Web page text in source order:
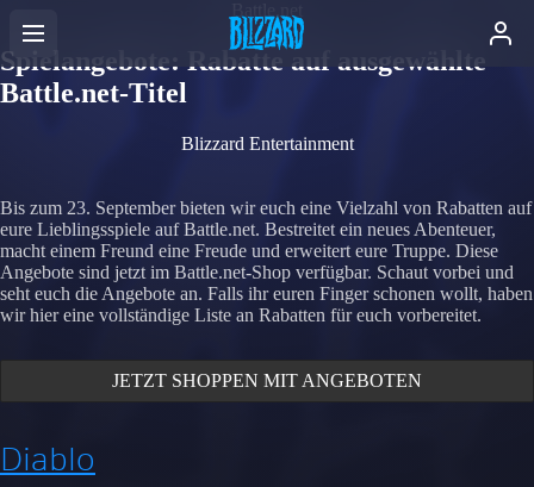
Spielangebote: Rabatte auf ausgewählte
Battle.net-Titel
Blizzard Entertainment
Bis zum 23. September bieten wir euch eine Vielzahl von Rabatten auf
eure Lieblingsspiele auf Battle.net. Bestreitet ein neues Abenteuer,
macht einem Freund eine Freude und erweitert eure Truppe. Diese
Angebote sind jetzt im Battle.net-Shop verfügbar. Schaut vorbei und
seht euch die Angebote an. Falls ihr euren Finger schonen wollt, haben
wir hier eine vollständige Liste an Rabatten für euch vorbereitet.
JETZT SHOPPEN MIT ANGEBOTEN
Diablo